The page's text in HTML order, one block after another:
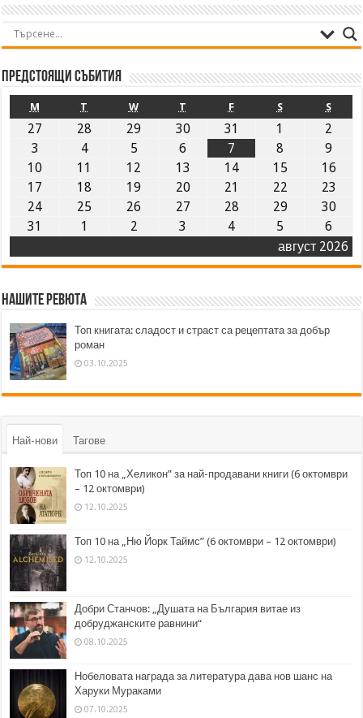
Предстоящи събития
август 2026
M T W T F S S
27 28 29 30 31 1
2
3
4 5 6 7 8
9
10
11 12 13 14 15
16
17
18 19 20 21 22
23
24
25 26 27 28 29
30
31
1 2 3 4 5 6
Нашите ревюта
Топ книгата: сладост и страст са рецептата за добър
роман
03.10.2025
Най-нови Тагове
Топ 10 на „Хеликон” за най-продавани книги (6 октомври
– 12 октомври)
12.10.2025
Топ 10 на „Ню Йорк Таймс” (6 октомври – 12 октомври)
12.10.2025
Добри Станчов: „Душата на България витае из
добруджанските равнини“
08.10.2025
Нобеловата награда за литература дава нов шанс на
Харуки Мураками
07.10.2025